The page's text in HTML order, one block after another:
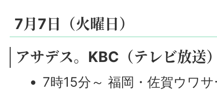
7月7日（火曜日）
アサデス。KBC（テレビ放送
7時15分～ 福岡・佐賀ウワ